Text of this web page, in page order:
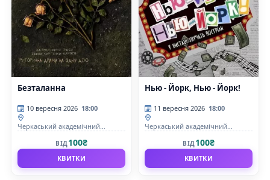
Безталанна
10 вересня 2026 18:00
Черкаський академічний
драматичний театр імені Т. Г.
Шевченка
ВІД100₴
КВИТКИ
Нью - Йорк, Нью - Йорк!
11 вересня 2026 18:00
Черкаський академічний
драматичний театр імені Т. Г.
Шевченка
ВІД100₴
КВИТКИ